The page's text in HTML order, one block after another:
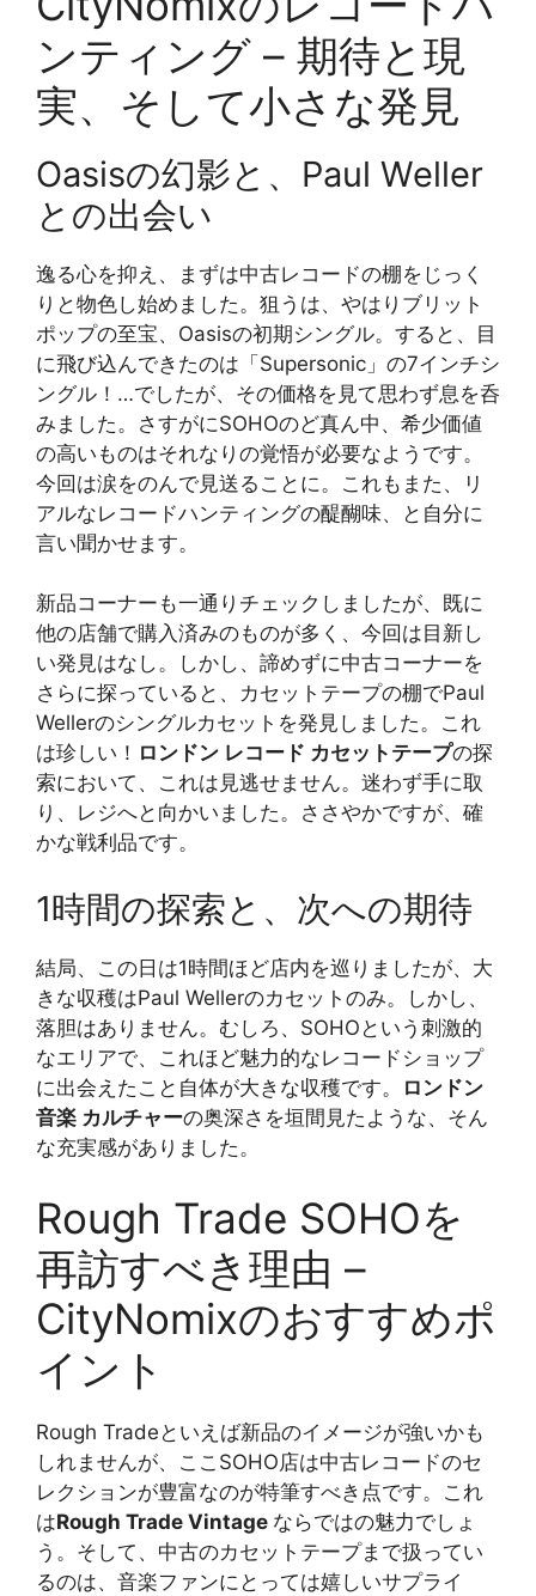
ンティング – 期待と現
実、そして小さな発見
Oasisの幻影と、Paul Weller
との出会い
逸る心を抑え、まずは中古レコードの棚をじっく
りと物色し始めました。狙うは、やはりブリット
ポップの至宝、Oasisの初期シングル。すると、目
に飛び込んできたのは「Supersonic」の7インチシ
ングル！…でしたが、その価格を見て思わず息を呑
みました。さすがにSOHOのど真ん中、希少価値
の高いものはそれなりの覚悟が必要なようです。
今回は涙をのんで見送ることに。これもまた、リ
アルなレコードハンティングの醍醐味、と自分に
言い聞かせます。
新品コーナーも一通りチェックしましたが、既に
他の店舗で購入済みのものが多く、今回は目新し
い発見はなし。しかし、諦めずに中古コーナーを
さらに探っていると、カセットテープの棚でPaul
Wellerのシングルカセットを発見しました。これ
は珍しい！ ロンドン レコード カセットテープの探
索において、これは見逃せません。迷わず手に取
り、レジへと向かいました。ささやかですが、確
かな戦利品です。
1時間の探索と、次への期待
結局、この日は1時間ほど店内を巡りましたが、大
きな収穫はPaul Wellerのカセットのみ。しかし、
落胆はありません。むしろ、SOHOという刺激的
なエリアで、これほど魅力的なレコードショップ
に出会えたこと自体が大きな収穫です。
ロンドン
音楽 カルチャーの奥深さを垣間見たような、そん
な充実感がありました。
Rough Trade SOHOを
再訪すべき理由 –
CityNomixのおすすめポ
イント
Rough Tradeといえば新品のイメージが強いかも
しれませんが、ここSOHO店は中古レコードのセ
レクションが豊富なのが特筆すべき点です。これ
はRough Trade Vintage ならではの魅力でしょ
う。そして、中古のカセットテープまで扱ってい
るのは、音楽ファンにとっては嬉しいサプライ